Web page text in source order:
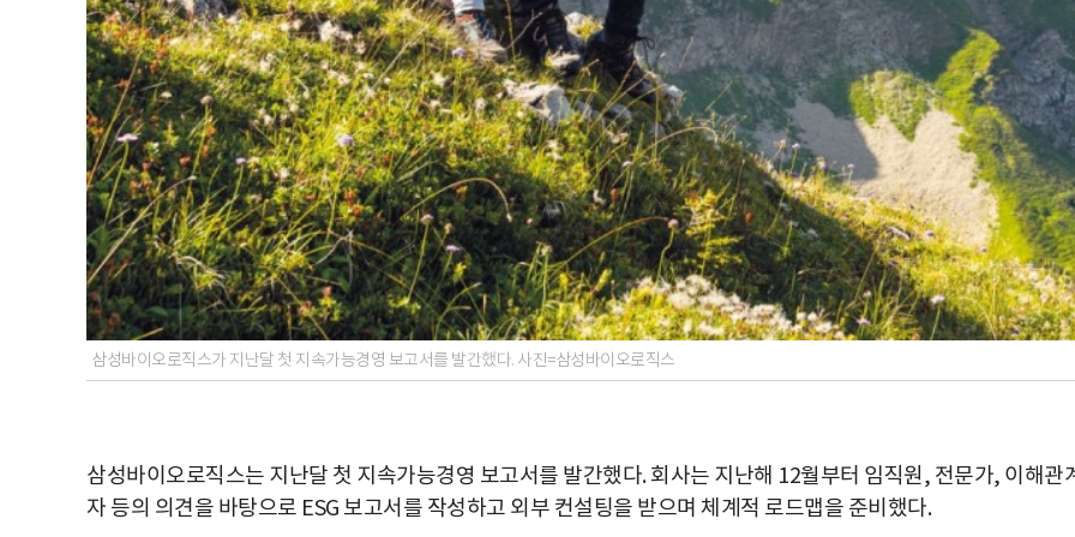
삼성바이오로직스가 지난달 첫 지속가능경영 보고서를 발간했다. 사진=삼성바이오로직스
삼성바이오로직스는 지난달 첫 지속가능경영 보고서를 발간했다. 회사는 지난해 12월부터 임직원, 전문가, 이해관
자 등의 의견을 바탕으로 ESG 보고서를 작성하고 외부 컨설팅을 받으며 체계적 로드맵을 준비했다.